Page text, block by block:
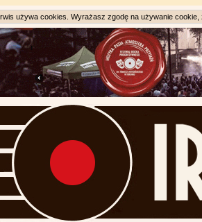
używa cookies. Wyrażasz zgodę na używanie